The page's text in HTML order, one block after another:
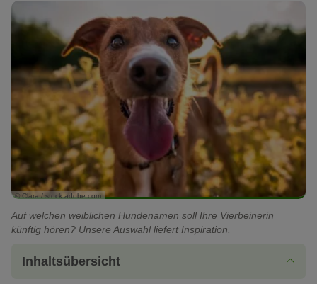
© Clara / stock.adobe.com
Auf welchen weiblichen Hundenamen soll Ihre Vierbeinerin
künftig hören? Unsere Auswahl liefert Inspiration.
Inhaltsübersicht